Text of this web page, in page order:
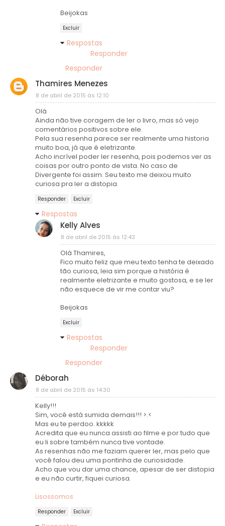
Beijokas
Excluir
Respostas
Responder
Responder
Thamires Menezes
8 de abril de 2015 às 12:10
Olá
Ainda não tive coragem de ler o livro, mas só vejo
comentários positivos sobre ele.
Pela sua resenha parece ser realmente uma historia
muito boa, já que é eletrizante.
Acho incrível poder ler resenha, pois podemos ver as
coisas por outro ponto de vista. No caso de
Divergente foi assim. Seu texto me deixou muito
curiosa pra ler a distopia.
Responder Excluir
Respostas
Kelly Alves
8 de abril de 2015 às 12:43
Olá Thamires,
Fico muito feliz que meu texto tenha te deixado
tão curiosa, leia sim porque a história é
realmente eletrizante e muito gostosa, e se ler
não esquece de vir me contar viu?
Beijokas
Excluir
Respostas
Responder
Responder
Déborah
8 de abril de 2015 às 14:30
Kelly!!!
Sim, você está sumida demais!!! >.<
Mas eu te perdoo. kkkkk
Acredita que eu nunca assisti ao filme e por tudo que
eu li sobre também nunca tive vontade.
As resenhas não me faziam querer ler, mas pelo que
você falou deu uma pontinha de curiosidade.
Acho que vou dar uma chance, apesar de ser distopia
e eu não curtir, fiquei curiosa.
Lisossomos
Responder Excluir